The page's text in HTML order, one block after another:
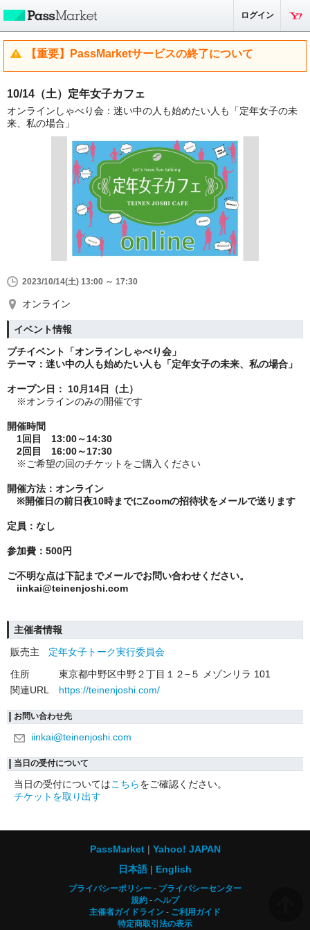
ログイン
【重要】PassMarketサービスの終了について
10/14（土）定年女子カフェ
オンラインしゃべり会：迷い中の人も始めたい人も「定年女子の未
来、私の場合」
2023/10/14(土) 13:00 ～ 17:30
オンライン
イベント情報
プチイベント「オンラインしゃべり会」
テーマ： 迷い中の人も始めたい人も「定年女子の未来、私の場合」
オープン日： 10月14日（土）
※オンラインのみの開催です
開催時間
1回目 13:00～14:30
2回目 16:00～17:30
※ご希望の回のチケットをご購入ください
開催方法：オンライン
※開催日の前日夜10時までにZoomの招待状をメールで送ります
定員：なし
参加費：500円
ご不明な点は下記までメールでお問い合わせください。
iinkai@teinenjoshi.com
主催者情報
販売主
定年女子トーク実行委員会
住所
東京都中野区中野２丁目１２−５ メゾンリラ 101
関連URL
https://teinenjoshi.com/
お問い合わせ先
iinkai@teinenjoshi.com
当日の受付について
当日の受付についてはこちらをご確認ください。
チケットを取り出す
PassMarket
Yahoo! JAPAN
日本語
English
プライバシーポリシー
プライバシーセンター
規約
ヘルプ
主催者ガイドライン
ご利用ガイド
特定商取引法の表示